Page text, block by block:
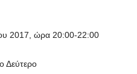
2017, ώρα 20:00-22:00
Δεύτερο